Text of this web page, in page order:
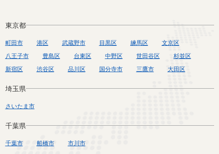
東京都
町田市 港区 武蔵野市 目黒区 練馬区
文京区
八王子市
豊島区 台東区 中野区 世田谷区
杉並区
新宿区
渋谷区 品川区 国分寺市 三鷹市 大田区
埼玉県
さいたま市
千葉県
千葉市 船橋市 市川市